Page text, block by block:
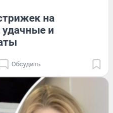
на
удачные и
Обсудить